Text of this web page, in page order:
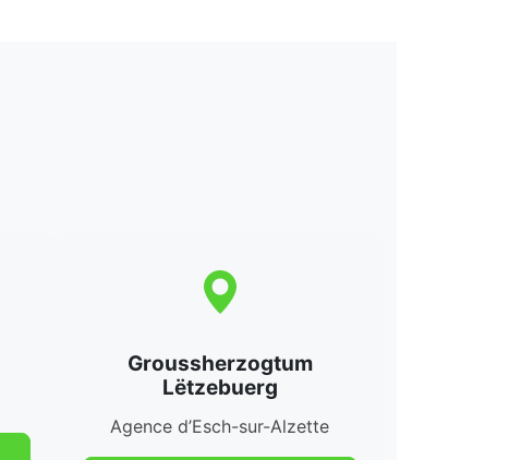
Groussherzogtum
Lëtzebuerg
Agence d’Esch-sur-Alzette